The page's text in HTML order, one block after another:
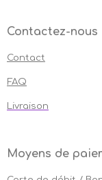
Contactez-nous
Contact
FAQ
Livraison
Moyens de